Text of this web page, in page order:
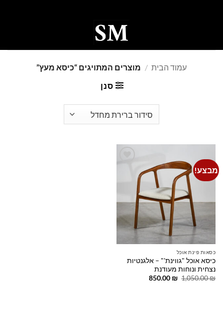
עמוד הבית / מוצרים המתויגים “כיסא מעץ”
סנן
מבצע!
כסאות פינת אוכל
כיסא אוכל "גווינת'" – אלגנטיות
נצחית ונוחות מעודנת
1,050.00₪
המחיר
850.00 ₪
המחיר